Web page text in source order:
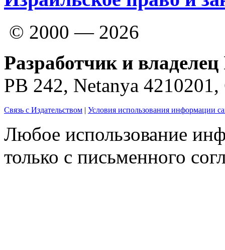
© 2000 — 2026
Разработчик и
PB 242, Netanya
Связь с Издательством | Условия использования информации
Любое использование
только с письменного